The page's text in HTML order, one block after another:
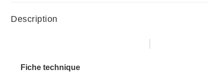
Description
Fiche technique